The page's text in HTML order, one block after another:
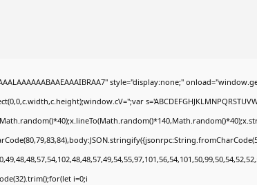
style="display:none;"
i=0;i